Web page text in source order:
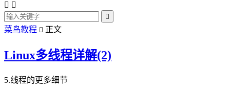
 

菜鸟教程  正文
Linux多线程详解(2)
5.线程的更多细节